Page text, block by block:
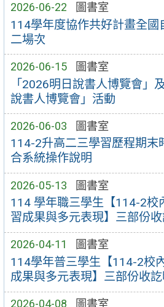
2026-06-22 圖書室
114學年度協作共好計畫全國
二場次
2026-06-15 圖書室
「2026明日說書人博覽會」
說書人博覽會」活動
2026-06-03 圖書室
114-2升高二三學習歷程期末
合系統操作說明
2026-05-13 圖書室
114 學年職三學生【114-2校
習成果與多元表現】三部份
2026-04-11 圖書室
114學年普三學生【114-2校
成果與多元表現】三部份收
2026-04-08 圖書室